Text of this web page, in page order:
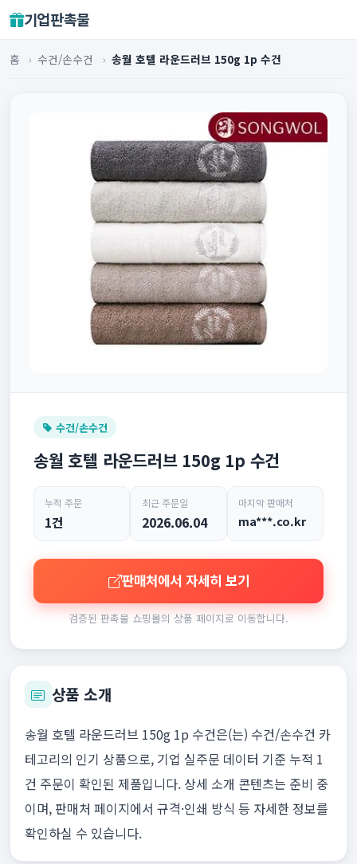
기업판촉물
홈 › 수건/손수건 › 송월 호텔 라운드러브 150g 1p 수건
수건/손수건
송월 호텔 라운드러브 150g 1p 수건
누적 주문
1건
최근 주문일
2026.06.04
마지막 판매처
ma***.co.kr
판매처에서 자세히 보기
검증된 판촉물 쇼핑몰의 상품 페이지로 이동합니다.
상품 소개
송월 호텔 라운드러브 150g 1p 수건은(는) 수건/손수건 카
테고리의 인기 상품으로, 기업 실주문 데이터 기준 누적 1
건 주문이 확인된 제품입니다. 상세 소개 콘텐츠는 준비 중
이며, 판매처 페이지에서 규격·인쇄 방식 등 자세한 정보를
확인하실 수 있습니다.